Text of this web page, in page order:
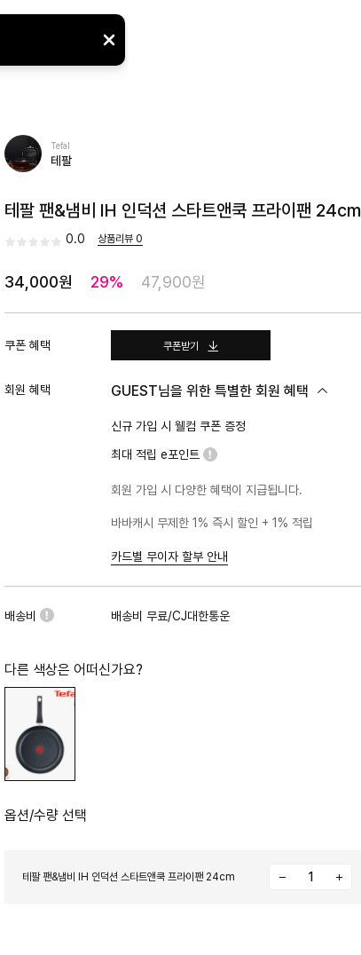
Tefal
테팔
테팔 팬&냄비 IH 인덕션 스타트앤쿡 프라이팬 24cm
0.0 상품리뷰 0
34,000원 29% 47,900원
쿠폰 혜택 쿠폰받기
회원 혜택 GUEST님을 위한 특별한 회원 혜택
신규 가입 시 웰컴 쿠폰 증정
최대 적립 e포인트
PLATINUM
BLACK
회원 가입 시 다양한 혜택이 지급됩니다.
바바캐시 무제한 1% 즉시 할인 + 1% 적립
카드별 무이자 할부 안내
배송비 배송비 무료/CJ대한통운
다른 색상은 어떠신가요?
옵션/수량 선택
테팔 팬&냄비 IH 인덕션 스타트앤쿡 프라이팬 24cm